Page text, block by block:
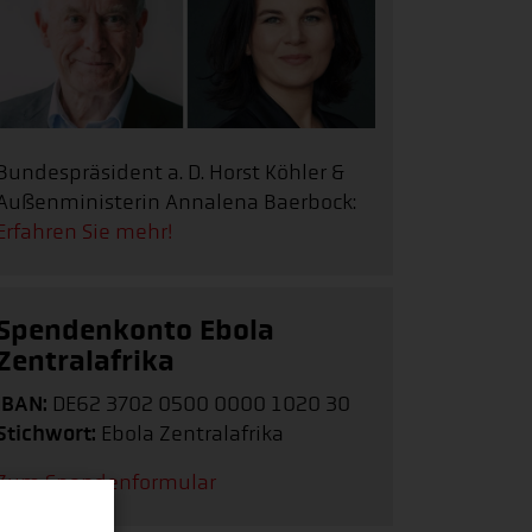
a. D. Horst Köhler &
Annalena Baerbock:
Sie mehr!
Ebola
DE62 3702 0500 0000 1020 30
Ebola Zentralafrika
Spendenformular